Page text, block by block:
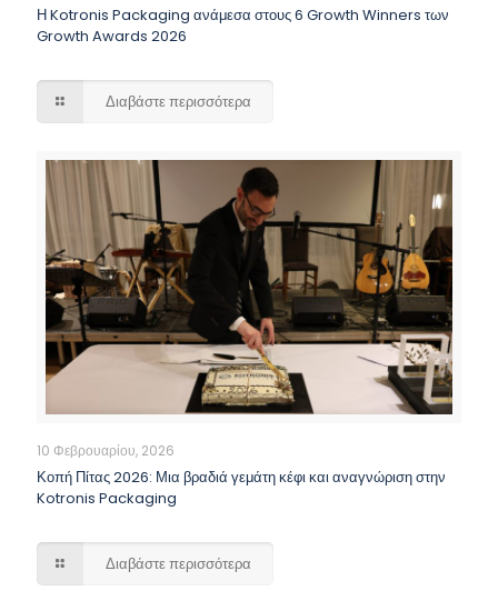
Η Kotronis Packaging ανάμεσα στους 6 Growth Winners των
Growth Awards 2026
Διαβάστε περισσότερα
10 Φεβρουαρίου, 2026
Κοπή Πίτας 2026: Μια βραδιά γεμάτη κέφι και αναγνώριση στην
Kotronis Packaging
Διαβάστε περισσότερα